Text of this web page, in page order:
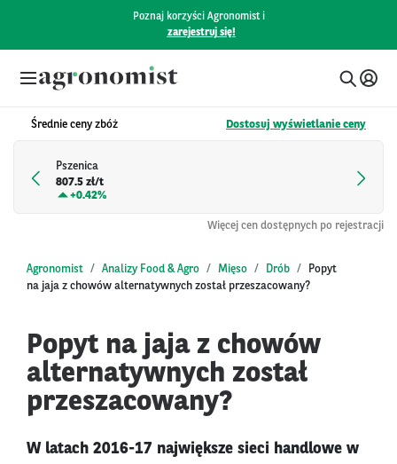
Poznaj korzyści Agronomist i
zarejestruj się!
Średnie ceny zbóż Dostosuj wyświetlanie ceny
Pszenica
807.5 zł/t
+0.42%
Więcej cen dostępnych po rejestracji
Agronomist Analizy Food & Agro Mięso Drób
Popyt
na jaja z chowów alternatywnych został przeszacowany?
Popyt na jaja z chowów
alternatywnych został
przeszacowany?
W latach 2016-17 największe sieci handlowe w